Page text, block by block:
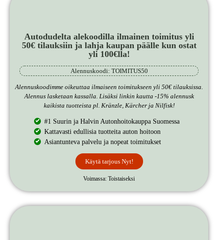
Autodudelta alekoodilla ilmainen toimitus yli
50€ tilauksiin ja lahja kaupan päälle kun ostat
yli 100€lla!
Alennuskoodi: TOIMITUS50
Alennuskoodimme oikeuttaa ilmaiseen toimitukseen yli 50€ tilauksissa.
Alennus lasketaan kassalla. Lisäksi linkin kautta -15% alennusk
kaikista tuotteista pl. Kränzle, Kärcher ja Nilfisk!
#1 Suurin ja Halvin Autonhoitokauppa Suomessa
Kattavasti edullisia tuotteita auton hoitoon
Asiantunteva palvelu ja nopeat toimitukset
Käytä tarjous Nyt!
Voimassa: Toistaiseksi